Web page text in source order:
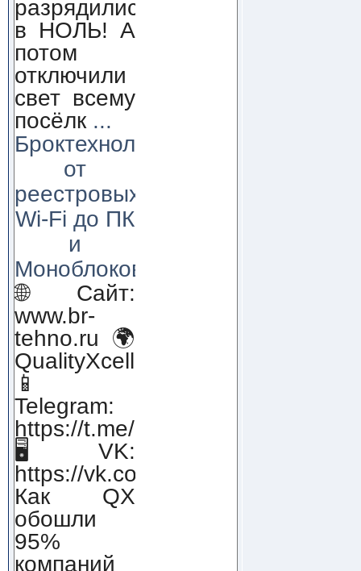
разрядились
в НОЛЬ! А
потом
отключили
свет всему
посёлк ...
Броктехнолоджи:
от
реестровых
Wi-Fi до ПК
и
Моноблоков!
🌐 Сайт:
www.br-
tehno.ru 🌍
QualityXcellence.ru
📱
Telegram:
https://t.me/qx_lab_IT
🖥 VK:
https://vk.com/qualityxcellenc
Как QX
обошли
95%
компаний